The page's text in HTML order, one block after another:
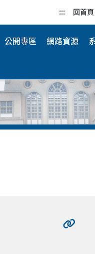
::: 回首頁
公開專區 網路資源